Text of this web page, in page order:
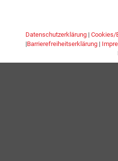
Datenschutzerklärung | Cookies/
|Barrierefreiheitserklärung |